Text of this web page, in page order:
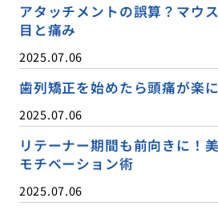
アタッチメントの誤算？マウ
目と痛み
2025.07.06
歯列矯正を始めたら頭痛が楽
2025.07.06
リテーナー期間も前向きに！
モチベーション術
2025.07.06